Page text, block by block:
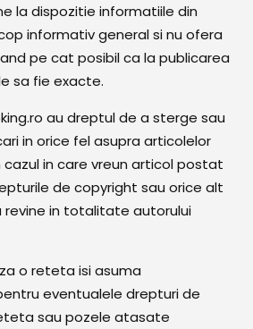
la dispozitie informatiile din
informativ general si nu ofera
pe cat posibil ca la publicarea
sa fie exacte.
au dreptul de a sterge sau
in orice fel asupra articolelor
in care vreun articol postat
de copyright sau orice alt
revine in totalitate autorului
o reteta isi asuma
eventualele drepturi de
sau pozele atasate